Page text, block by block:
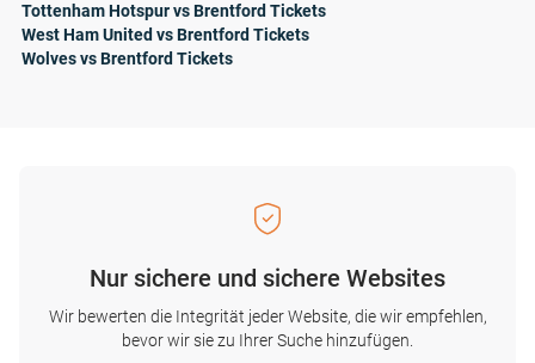
Tottenham Hotspur vs Brentford Tickets
West Ham United vs Brentford Tickets
Wolves vs Brentford Tickets
Nur sichere und sichere Websites
Wir bewerten die Integrität jeder Website, die wir empfehlen,
bevor wir sie zu Ihrer Suche hinzufügen.